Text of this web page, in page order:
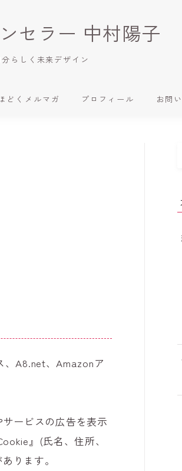
セラー 中村陽子
分らしく未来デザイン
どくメルマガ プロフィール お問
A8.net、Amazonア
ービスの広告を表示
』(氏名、住所、
ります。